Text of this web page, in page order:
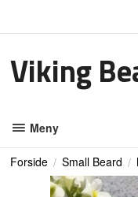
Viking
Meny
Forside Small Beard